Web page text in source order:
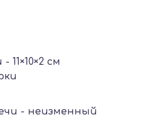
11×10×2 см
- неизменный